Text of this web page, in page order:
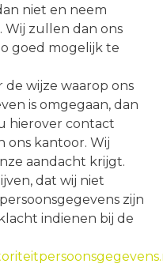
niet en neem
Wij zullen dan ons
goed mogelijk te
wijze waarop ons
is omgegaan, dan
hierover contact
ons kantoor. Wij
aandacht krijgt.
dat wij niet
zijn
indienen bij de